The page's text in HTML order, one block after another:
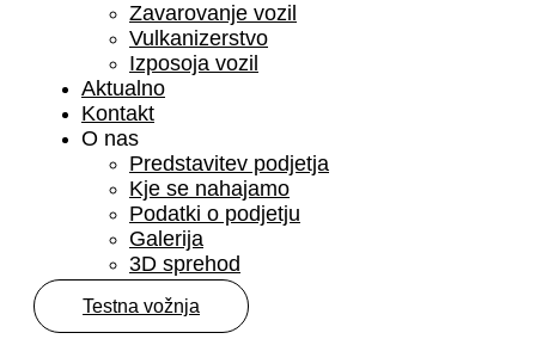
Zavarovanje vozil
Vulkanizerstvo
Izposoja vozil
Aktualno
Kontakt
O nas
Predstavitev podjetja
Kje se nahajamo
Podatki o podjetju
Galerija
3D sprehod
Testna vožnja